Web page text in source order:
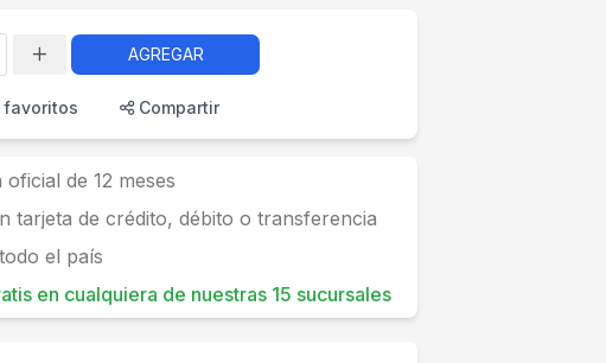
AGREGAR
favoritos Compartir
oficial de 12 meses
tarjeta de crédito, débito o transferencia
el país
en cualquiera de nuestras 15 sucursales